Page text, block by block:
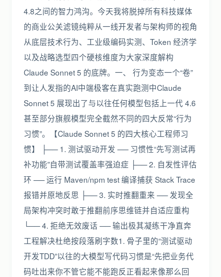
4.8之间的智力鸿沟。今天我将脱掉所有科技媒体
的商业公关滤镜纯粹从一线开发者与架构师的视角
从底层技术行为、工业级编码实测、Token 经济学
以及战略选型四个硬核维度为大家深度解构
Claude Sonnet 5 的底牌。一、 行为变态一个“卷”
到让人发指的AI中端极客在真实跑测中Claude
Sonnet 5 展现出了与以往任何模型包括上一代 4.6
甚至部分旗舰模型完全截然不同的四大反常“行为
习惯”。【Claude Sonnet 5 的四大核心工程师习
惯】 ├── 1. 测试驱动开发 ── 习惯性“先写测试再
补功能”自带测试覆盖率强迫症 ├── 2. 自发性评估
环 ── 运行 Maven/npm test 编译捕获 Stack Trace
报错并原地反思 ├── 3. 实时推翻重来 ── 发现全
局架构冲突时敢于推翻前序思维链并自适应重构
└── 4. 拒绝无效废话 ── 输出极其凝练干净直奔
工程解决杜绝按段落刷字数1. 骨子里的“测试驱动
开发TDD”以往的大模型写代码习惯是“先把业务代
码吐出来你不管它能不能跑反正看起来像那么回